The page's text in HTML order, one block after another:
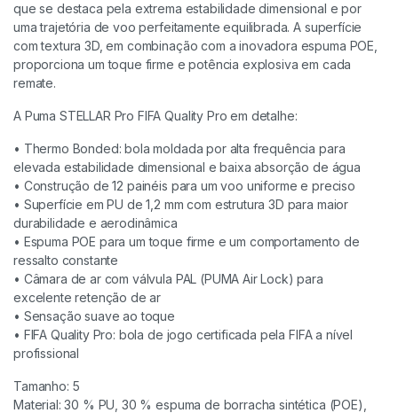
que se destaca pela extrema estabilidade dimensional e por
uma trajetória de voo perfeitamente equilibrada. A superfície
com textura 3D, em combinação com a inovadora espuma POE,
proporciona um toque firme e potência explosiva em cada
remate.
A Puma STELLAR Pro FIFA Quality Pro em detalhe:
• Thermo Bonded: bola moldada por alta frequência para
elevada estabilidade dimensional e baixa absorção de água
• Construção de 12 painéis para um voo uniforme e preciso
• Superfície em PU de 1,2 mm com estrutura 3D para maior
durabilidade e aerodinâmica
• Espuma POE para um toque firme e um comportamento de
ressalto constante
• Câmara de ar com válvula PAL (PUMA Air Lock) para
excelente retenção de ar
• Sensação suave ao toque
• FIFA Quality Pro: bola de jogo certificada pela FIFA a nível
profissional
Tamanho: 5
Material: 30 % PU, 30 % espuma de borracha sintética (POE),